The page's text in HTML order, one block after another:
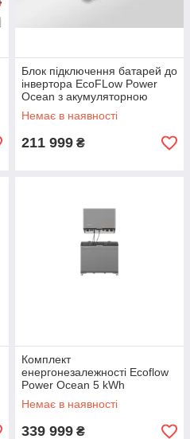
Блок підключення батарей до
інвертора EcoFLow Power
Ocean з акумуляторною
батареєю 5 kWh
Немає в наявності
211 999 ₴
Комплект
енергонезалежності Ecoflow
Power Ocean 5 kWh
Немає в наявності
339 999 ₴